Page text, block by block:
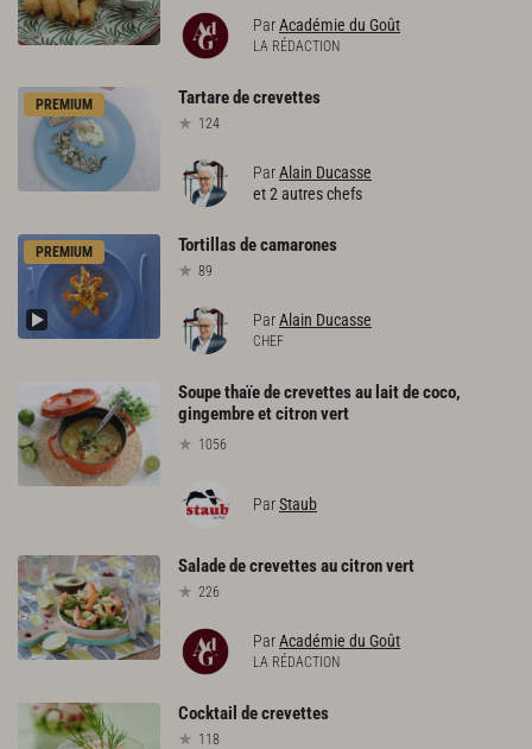
ParAcadémie du Goût
LA RÉDACTION
PREMIUM Tartaredecrevettes
124
ParAlain Ducasse
et 2 autres chefs
PREMIUM Tortillasdecamarones
89
ParAlain Ducasse
CHEF
Soupe thaïe de crevettes au lait de coco,
gingembre et citron vert
1056
ParStaub
Saladedecrevettesaucitronvert
226
ParAcadémie du Goût
LA RÉDACTION
Cocktail decrevettes
118